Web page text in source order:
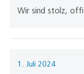
Wir sind stolz,
Pressemitteilung
1. Juli 2024